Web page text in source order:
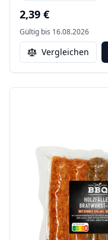
2,39 €
Gültig bis 16.08.2026
Vergleichen